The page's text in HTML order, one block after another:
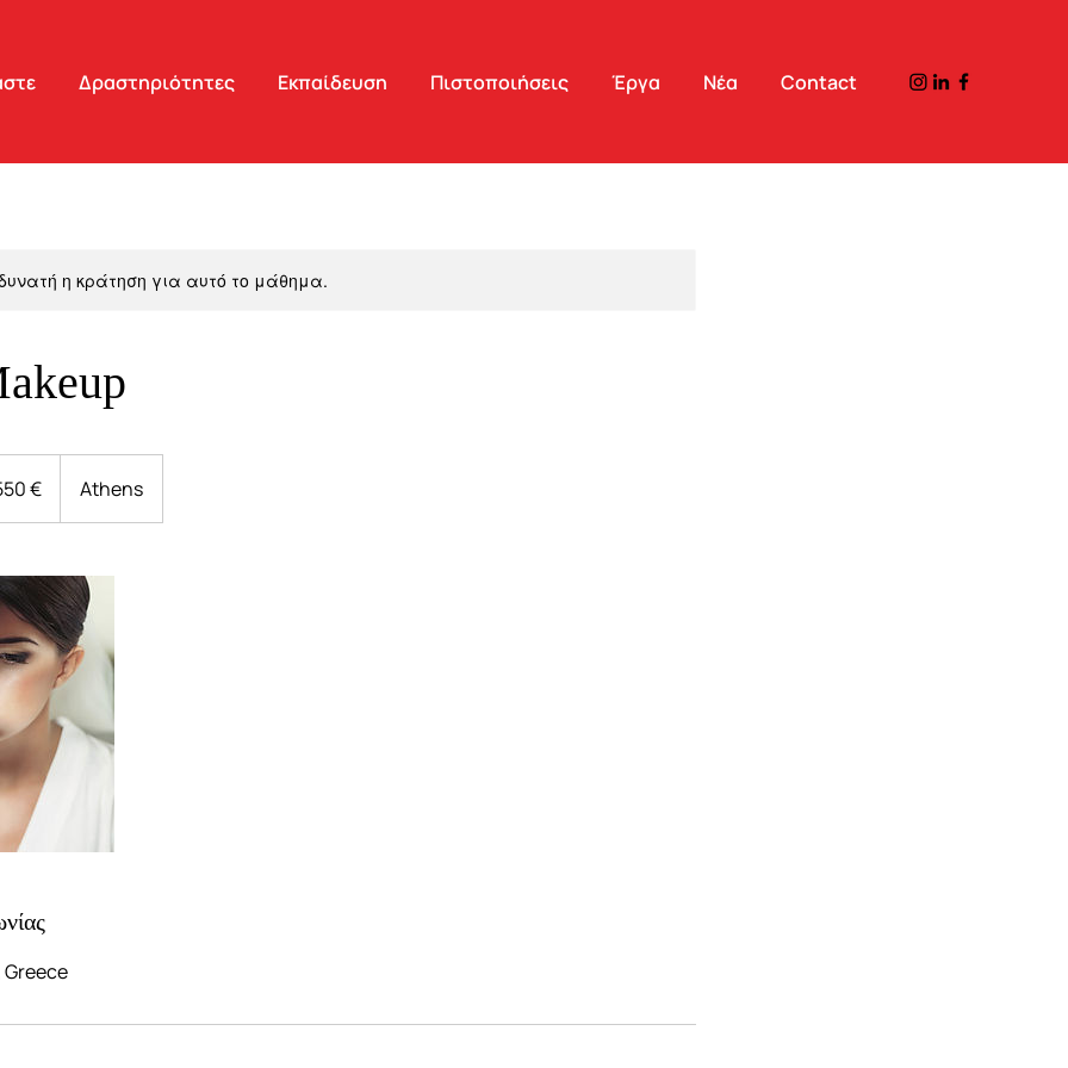
Δραστηριότητες Εκπαίδευση Πιστοποιήσεις Έργα Νέα Contact
η κράτηση για αυτό το μάθημα.
€ Athens
Greece